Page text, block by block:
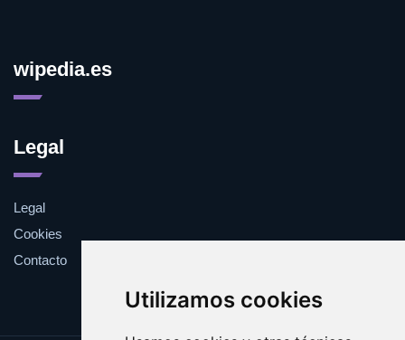
Utilizamos cookies
wipedia.es
Legal
Legal
Cookies
Contacto